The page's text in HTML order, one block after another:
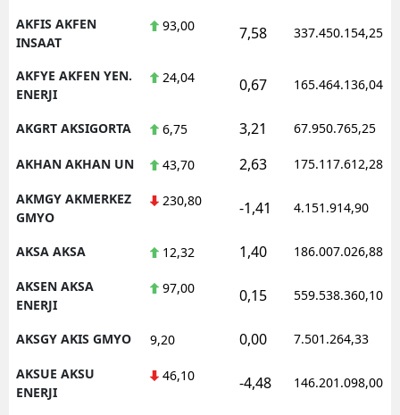
AKFIS AKFEN
INSAAT
93,00 7,58 337.450.154,25
AKFYE AKFEN YEN.
ENERJI
24,04 0,67 165.464.136,04
AKGRT AKSIGORTA 6,75 3,21 67.950.765,25
AKHAN AKHAN UN 43,70 2,63 175.117.612,28
AKMGY AKMERKEZ
GMYO
230,80 -1,41 4.151.914,90
AKSA AKSA 12,32 1,40 186.007.026,88
AKSEN AKSA
ENERJI
97,00 0,15 559.538.360,10
AKSGY AKIS GMYO 9,20 0,00 7.501.264,33
AKSUE AKSU
ENERJI
46,10 -4,48 146.201.098,00